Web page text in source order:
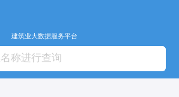
建筑业大数据服务平台